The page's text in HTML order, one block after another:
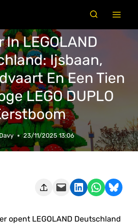
In LEGOLAND
Ijsbaan,
En Een Tien
LEGO DUPLO
Davy 23/11/2025 13:06
Deze pagina e-mailen Delen op LinkedIn Delen via WhatsApp Share on Bluesky
opent LEGOLAND Deutschland